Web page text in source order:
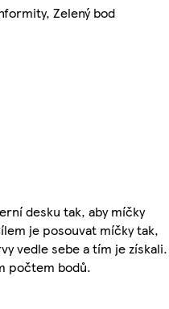
Zelený bod
desku tak, aby míčky
je posouvat míčky tak,
vedle sebe a tím je získali.
počtem bodů.